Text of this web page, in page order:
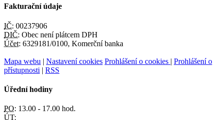
Fakturační údaje
IČ: 00237906
DIČ: Obec není plátcem DPH
Účet: 6329181/0100, Komerční banka
Mapa webu | Nastavení cookies Prohlášení o cookies | Prohlášení o
přístupnosti | RSS
Úřední hodiny
PO: 13.00 - 17.00 hod.
ÚT: